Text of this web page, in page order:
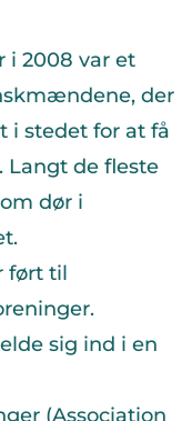
i 2008 var et
der
i stedet for at få
Langt de fleste
dør i
ført til
sig ind i en
(Association